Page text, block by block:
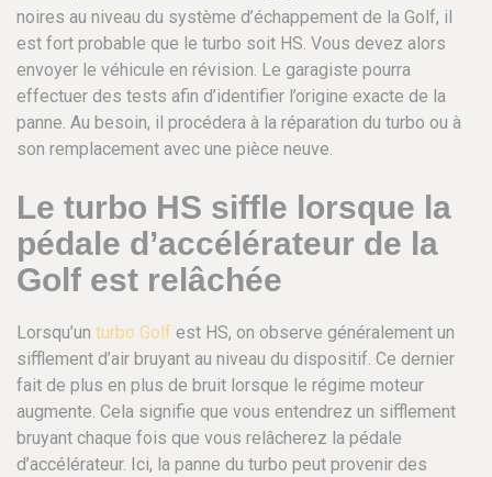
noires au niveau du système d’échappement de la Golf, il
est fort probable que le turbo soit HS. Vous devez alors
envoyer le véhicule en révision. Le garagiste pourra
effectuer des tests afin d’identifier l’origine exacte de la
panne. Au besoin, il procédera à la réparation du turbo ou à
son remplacement avec une pièce neuve.
Le turbo HS siffle lorsque la
pédale d’accélérateur de la
Golf est relâchée
Lorsqu’un turbo Golf est HS, on observe généralement un
sifflement d’air bruyant au niveau du dispositif. Ce dernier
fait de plus en plus de bruit lorsque le régime moteur
augmente. Cela signifie que vous entendrez un sifflement
bruyant chaque fois que vous relâcherez la pédale
d’accélérateur. Ici, la panne du turbo peut provenir des